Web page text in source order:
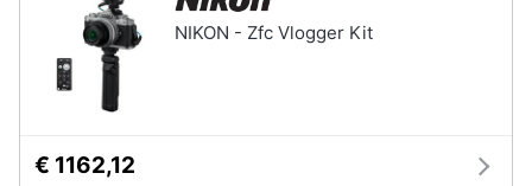
NIKON - Zfc Vlogger Kit
€ 1162,12